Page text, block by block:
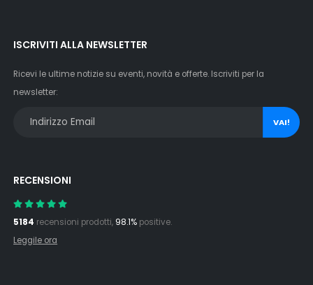
ISCRIVITI ALLA NEWSLETTER
Ricevi le ultime notizie su eventi, novità e offerte. Iscriviti per la
newsletter:
VAI!
RECENSIONI
5184 recensioni prodotti, 98.1% positive.
Leggile ora